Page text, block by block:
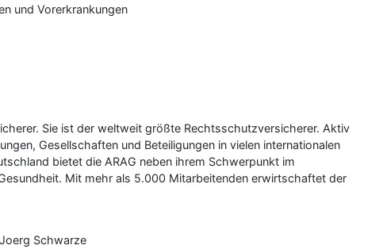
und Vorerkrankungen
Sie ist der weltweit größte Rechtsschutzversicherer. Aktiv
Gesellschaften und Beteiligungen in vielen internationalen
bietet die ARAG neben ihrem Schwerpunkt im
Mit mehr als 5.000 Mitarbeitenden erwirtschaftet der
Schwarze